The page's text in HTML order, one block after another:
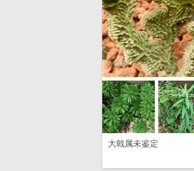
大戟属未鉴定